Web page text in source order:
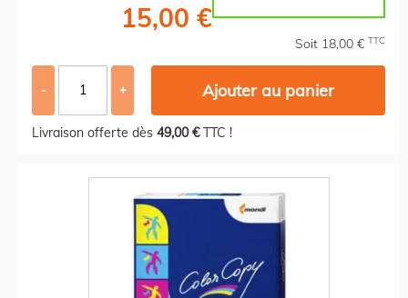
15,00 €
Soit 18,00 € TTC
- + Ajouter au panier
Livraison offerte dès 49,00 €TTC !